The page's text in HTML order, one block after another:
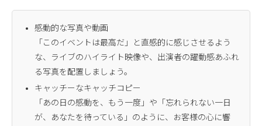
感動的な写真や動画
「このイベントは最高だ」と直感的に感じさせるよう
な、ライブのハイライト映像や、出演者の躍動感あふれ
る写真を配置しましょう。
キャッチーなキャッチコピー
「あの日の感動を、もう一度」や「忘れられない一日
が、あなたを待っている」のように、お客様の心に響